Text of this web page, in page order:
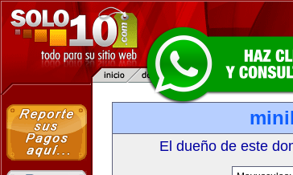
El dueño de este